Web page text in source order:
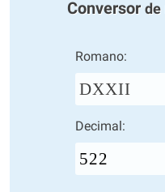
Conversor de
Romano:
DXXII
Decimal: